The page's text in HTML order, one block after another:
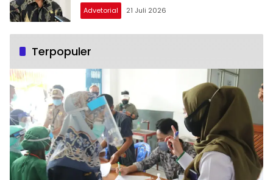
Advetorial 21 Juli 2026
Terpopuler